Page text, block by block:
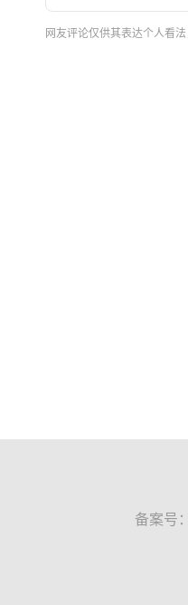
网友评论仅供其表达个人看
备案号：